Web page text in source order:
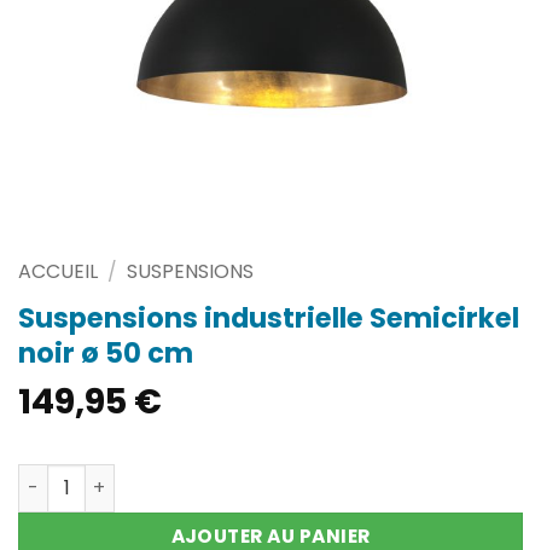
ACCUEIL / SUSPENSIONS
Suspensions industrielle Semicirkel
noir ø 50 cm
149,95 €
quantité de Suspensions industrielle Semicirkel noir ø
AJOUTER AU PANIER